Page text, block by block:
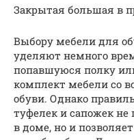
Закрытая большая в
Выбору мебели для
уделяют немного
попавшуюся полку
комплект мебели со
обуви. Однако
туфелек и сапожек не
в доме, но и